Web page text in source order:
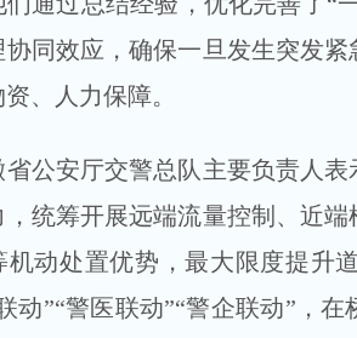
协同效应，确保一旦发生突发
、人力保障。
安厅交警总队主要负责人表
，统筹开展远端流量控制、近
机动处置优势，最大限度提升
动”“警医联动”“警企联动”，